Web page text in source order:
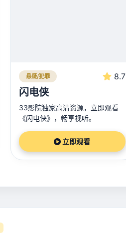
悬疑/犯罪 8.7
闪电侠
33影院独家高清资源，立即观看
《闪电侠》，畅享视听。
立即观看